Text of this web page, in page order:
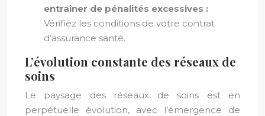
entraîner de pénalités excessives :
Vérifiez les conditions de votre contrat
d’assurance santé.
L’évolution constante des réseaux de
soins
Le paysage des réseaux de soins est en
perpétuelle évolution, avec l’émergence de